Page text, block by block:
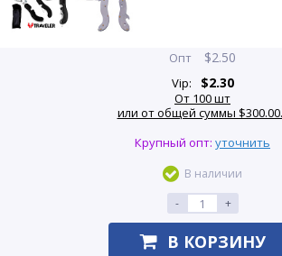
Опт $2.50
Vip: $2.30
От 100 шт
или от общей суммы
Крупный опт: уточнить
В наличии
-
+
В КОРЗИНУ